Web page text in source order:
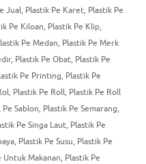
Jual, Plastik Pe Karet, Plastik Pe
Pe Kiloan, Plastik Pe Klip,
Pe Medan, Plastik Pe Merk
, Plastik Pe Obat, Plastik Pe
Pe Printing, Plastik Pe
, Plastik Pe Roll, Plastik Pe Roll
Pe Sablon, Plastik Pe Semarang,
Pe Singa Laut, Plastik Pe
, Plastik Pe Susu, Plastik Pe
Untuk Makanan, Plastik Pe